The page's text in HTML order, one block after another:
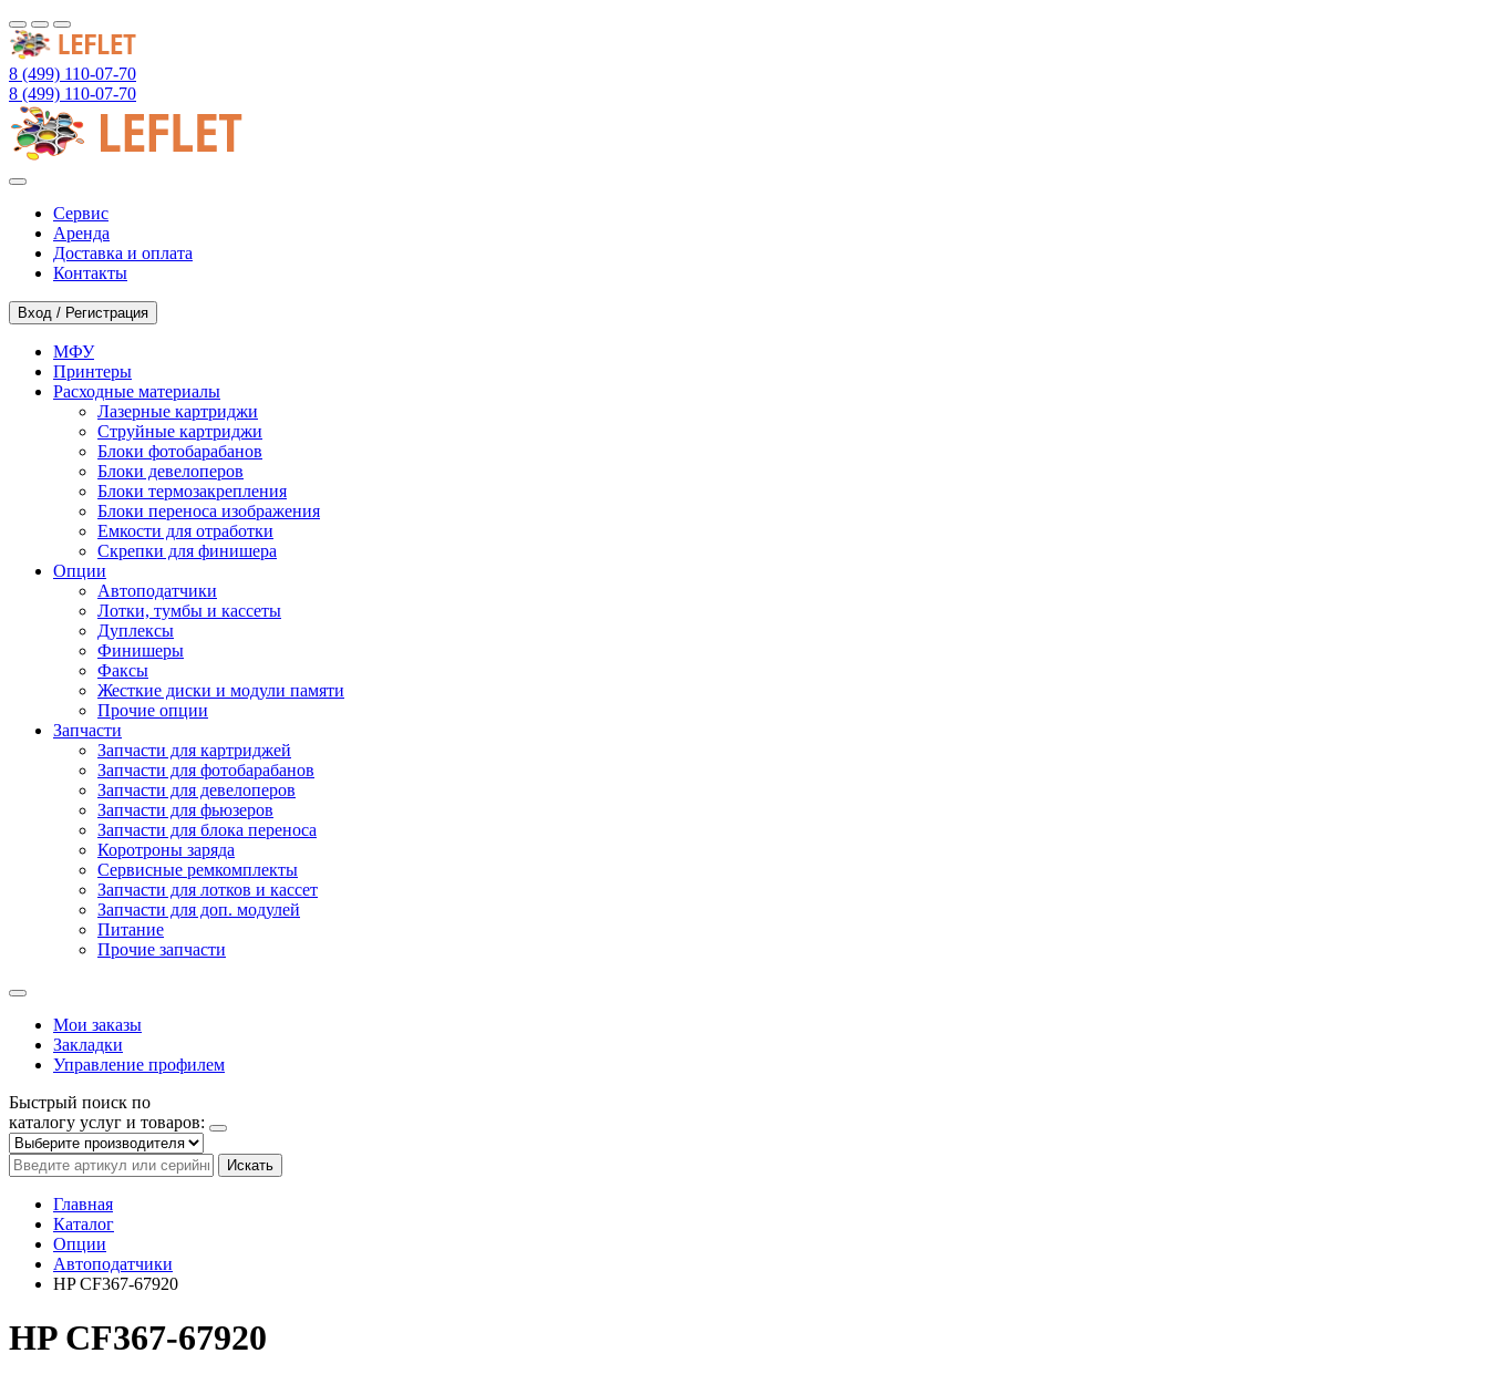
8 (499) 110-07-70
8 (499) 110-07-70
Сервис
Аренда
Доставка и оплата
Контакты
Вход / Регистрация
МФУ
Принтеры
Расходные материалы
Лазерные картриджи
Струйные картриджи
Блоки фотобарабанов
Блоки девелоперов
Блоки термозакрепления
Блоки переноса изображения
Емкости для отработки
Скрепки для финишера
Опции
Автоподатчики
Лотки, тумбы и кассеты
Дуплексы
Финишеры
Факсы
Жесткие диски и модули памяти
Прочие опции
Запчасти
Запчасти для картриджей
Запчасти для фотобарабанов
Запчасти для девелоперов
Запчасти для фьюзеров
Запчасти для блока переноса
Коротроны заряда
Сервисные ремкомплекты
Запчасти для лотков и кассет
Запчасти для доп. модулей
Питание
Прочие запчасти
Мои заказы
Закладки
Управление профилем
Быстрый поиск по
каталогу услуг и товаров:
Искать
Главная
Каталог
Опции
Автоподатчики
HP CF367-67920
HP CF367-67920